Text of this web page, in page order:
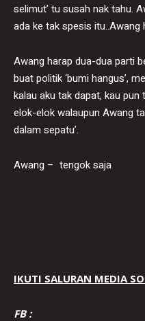
selimut’ tu susah nak tahu.
ada ke tak spesis itu..Awang
Awang harap dua-dua parti
buat politik ‘bumi hangus’,
kalau aku tak dapat, kau pun
elok-elok walaupun Awang
dalam sepatu’.
Awang – tengok saja
IKUTI SALURAN MEDIA
FB :